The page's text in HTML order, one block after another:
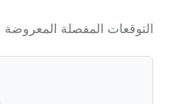
التوقعات المفصلة المعروضة